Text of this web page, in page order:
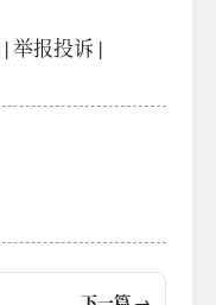
|举报投诉 |